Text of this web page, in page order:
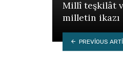
Millî teşkilât
milletin ikazı
PREVIOUS